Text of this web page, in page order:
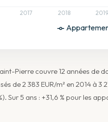
2017 2018 2019
Pierre couvre 12 années de
de 2 383 EUR/m² en 2014 à 3
Sur 5 ans : +31,6 % pour les